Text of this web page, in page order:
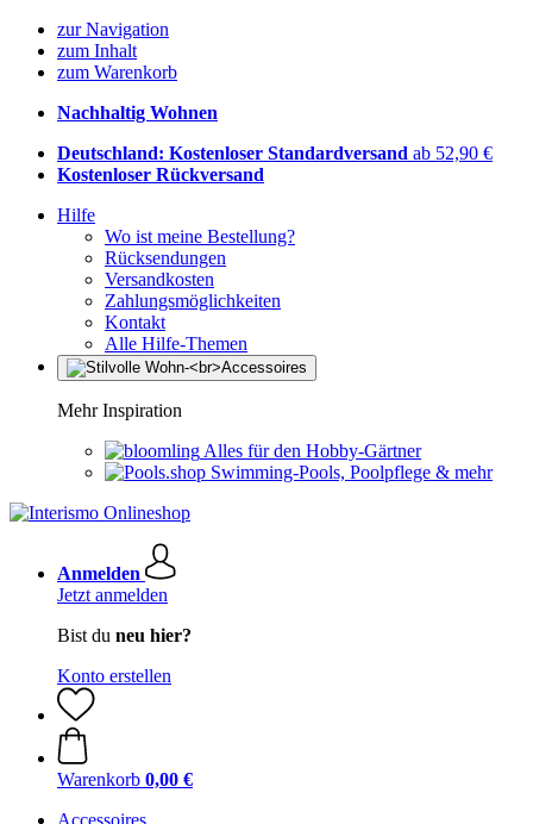
zur Navigation
zum Inhalt
zum Warenkorb
Nachhaltig Wohnen
Deutschland: Kostenloser Standardversand ab 52,90 €
Kostenloser Rückversand
Hilfe
Wo ist meine Bestellung?
Rücksendungen
Versandkosten
Zahlungsmöglichkeiten
Kontakt
Alle Hilfe-Themen
Mehr Inspiration
Alles für den Hobby-Gärtner
Swimming-Pools, Poolpflege & mehr
Anmelden
Jetzt anmelden
Bist du neu hier?
Konto erstellen
Warenkorb 0,00 €
Accessoires